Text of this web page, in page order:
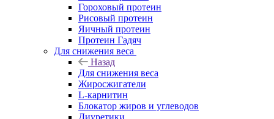
Гороховый протеин
Рисовый протеин
Яичный протеин
Протеин Гадяч
Для снижения веса
Назад
Для снижения веса
Жиросжигатели
L-карнитин
Блокатор жиров и углеводов
Диуретики